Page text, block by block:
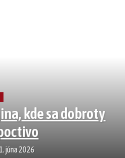
kde sa dobroty
júna 2026